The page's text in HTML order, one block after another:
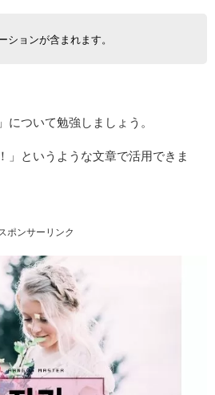
ションが含まれます。
について勉強しましょう。
」というような文章で活用できま
スポンサーリンク